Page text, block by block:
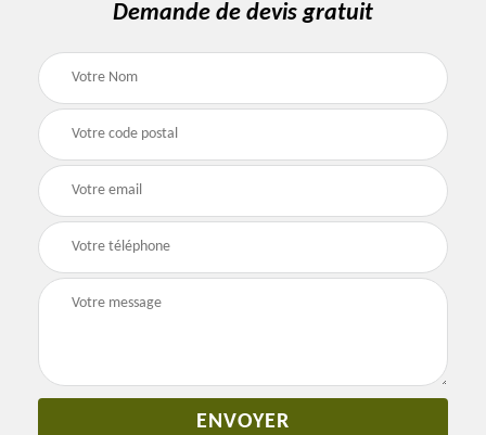
Demande de devis gratuit